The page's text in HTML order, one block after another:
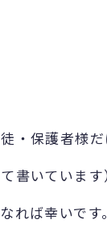
・保護者様だ
書いています
れば幸いです。